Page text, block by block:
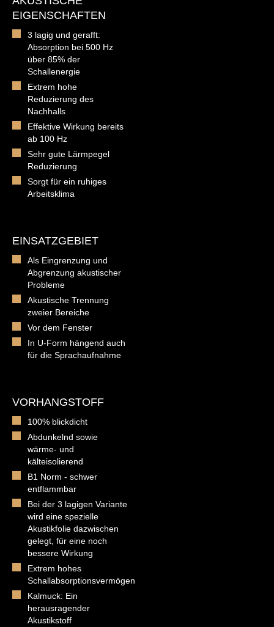
EIGENSCHAFTEN
3 lagig und gerafft:
Absorption bei 500 Hz
über 85% der
Schallenergie
Extrem hohe
Reduzierung des
Nachhalls
Effektive Wirkung bereits
ab 100 Hz
Sehr gute Lärmpegel
Reduzierung
Sorgt für ein ruhiges
Arbeitsklima
EINSATZGEBIET
Als Eingrenzung und
Abgrenzung akustischer
Probleme
Akustische Trennung
zweier Bereiche
Vor dem Fenster
In U-Form hängend auch
für die Sprachaufnahme
VORHANGSTOFF
100% blickdicht
Abdunkelnd sowie
wärme- und
kälteisolierend
B1 Norm - schwer
entflammbar
Bei der 3 lagigen Variante
wird eine spezielle
Akustikfolie dazwischen
gelegt, für eine noch
bessere Wirkung
Extrem hohes
Schallabsorptionsvermögen
Kalmuck: Ein
herausragender
Akustikstoff